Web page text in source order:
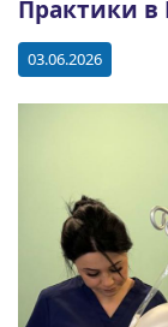
Практики
03.06.2026